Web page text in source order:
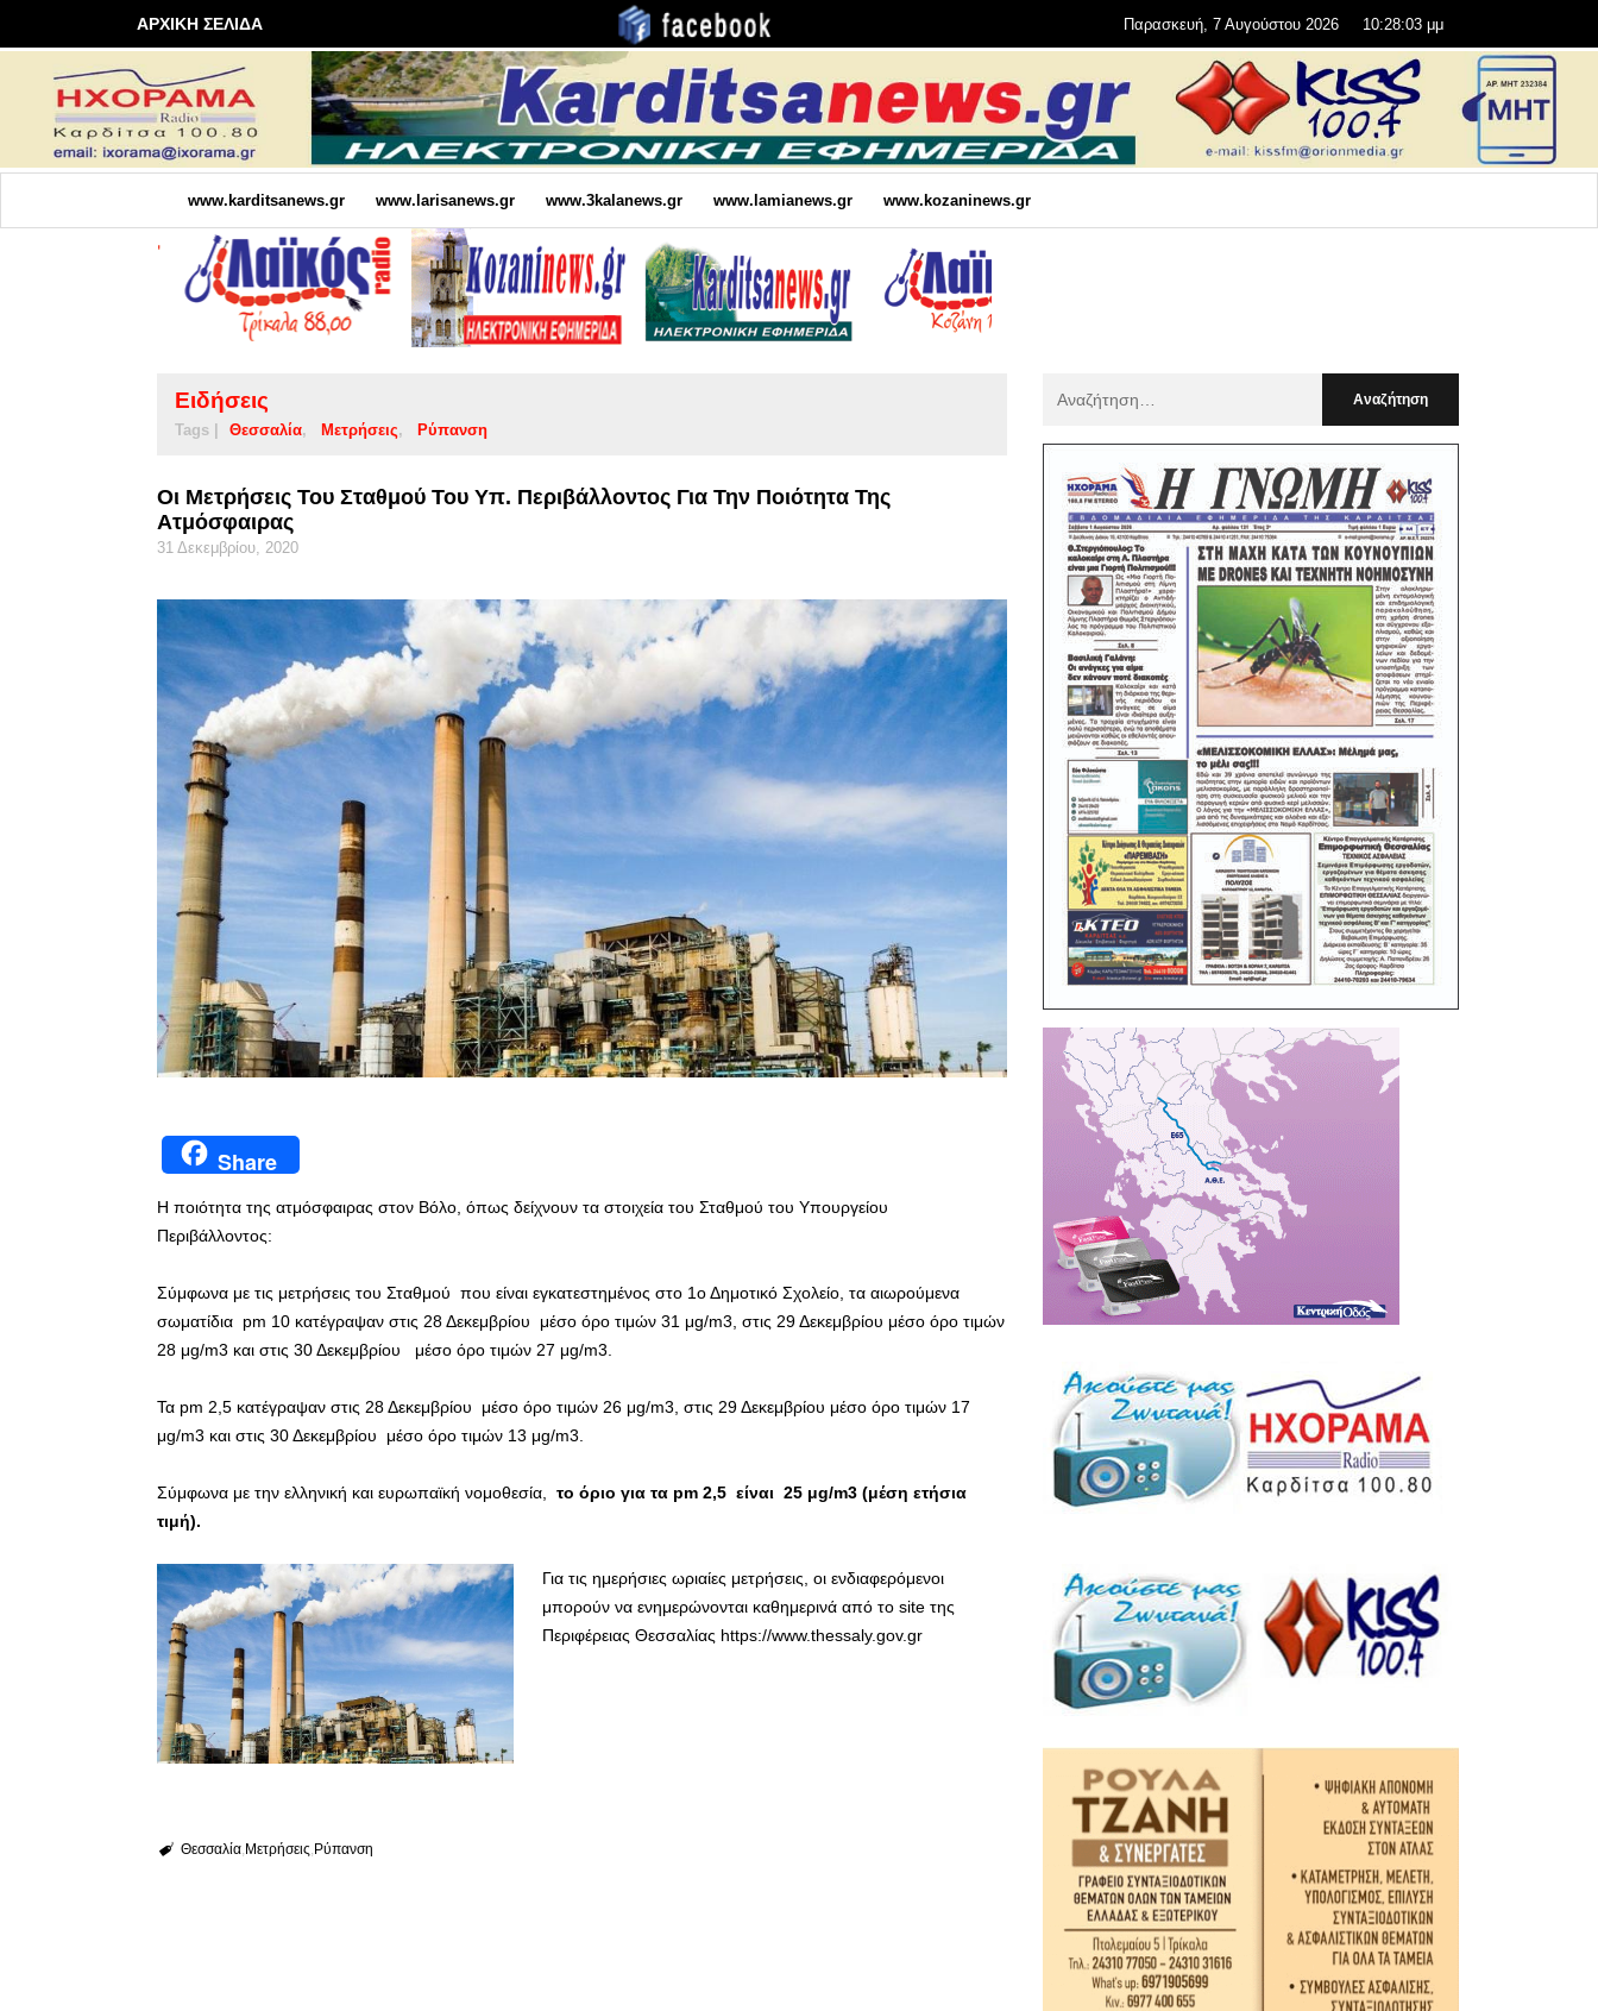
ΑΡΧΙΚΗ ΣΕΛΙΔΑ Παρασκευή, 7 Αυγούστου 2026 10:28:04 μμ
www.karditsanews.gr www.larisanews.gr www.3kalanews.gr www.lamianews.gr www.kozaninews.gr
Ειδήσεις
Tags | Θεσσαλία Μετρήσεις Ρύπανση
Οι Μετρήσεις Του Σταθμού Του Υπ. Περιβάλλοντος Για Την Ποιότητα Της
Ατμόσφαιρας
31 Δεκεμβρίου, 2020
Share
Η ποιότητα της ατμόσφαιρας στον Βόλο, όπως δείχνουν τα στοιχεία του Σταθμού του Υπουργείου
Περιβάλλοντος:
Σύμφωνα με τις μετρήσεις του Σταθμού που είναι εγκατεστημένος στο 1ο Δημοτικό Σχολείο, τα αιωρούμενα
σωματίδια pm 10 κατέγραψαν στις 28 Δεκεμβρίου μέσο όρο τιμών 31 μg/m3, στις 29 Δεκεμβρίου μέσο όρο τιμών
28 μg/m3 και στις 30 Δεκεμβρίου μέσο όρο τιμών 27 μg/m3.
Τα pm 2,5 κατέγραψαν στις 28 Δεκεμβρίου μέσο όρο τιμών 26 μg/m3, στις 29 Δεκεμβρίου μέσο όρο τιμών 17
μg/m3 και στις 30 Δεκεμβρίου μέσο όρο τιμών 13 μg/m3.
Σύμφωνα με την ελληνική και ευρωπαϊκή νομοθεσία, το όριο για τα pm 2,5 είναι 25 μg/m3 (μέση ετήσια
τιμή).
Για τις ημερήσιες ωριαίες μετρήσεις, οι ενδιαφερόμενοι
μπορούν να ενημερώνονται καθημερινά από το site της
Περιφέρειας Θεσσαλίας https://www.thessaly.gov.gr
Θεσσαλία Μετρήσεις Ρύπανση
: